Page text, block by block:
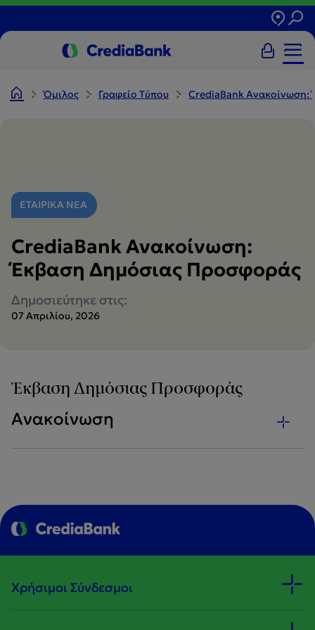
Όμιλος Γραφείο Tύπου CrediaBank
ΕΤΑΙΡΙΚΑ ΝΕΑ
CrediaBank Ανακοίνωση:
Έκβαση Δημόσιας Προσφοράς
Δημοσιεύτηκε στις:
07 Απριλίου, 2026
Έκβαση Δημόσιας Προσφοράς
Ανακοίνωση
Χρήσιμοι Σύνδεσμοι